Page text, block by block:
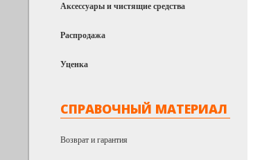
Аксессуары и чистящие средства
Распродажа
Уценка
СПРАВОЧНЫЙ МАТЕРИАЛ
Возврат и гарантия